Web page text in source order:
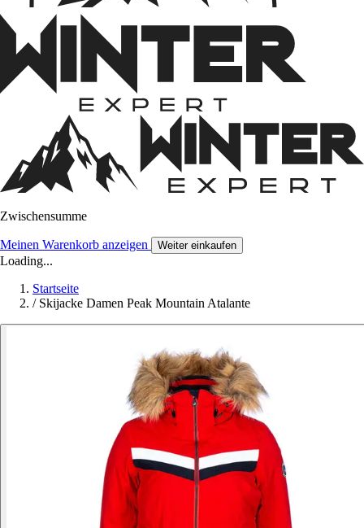
Zwischensumme
Meinen Warenkorb anzeigen Weiter einkaufen
Loading...
Startseite
/ Skijacke Damen Peak Mountain Atalante